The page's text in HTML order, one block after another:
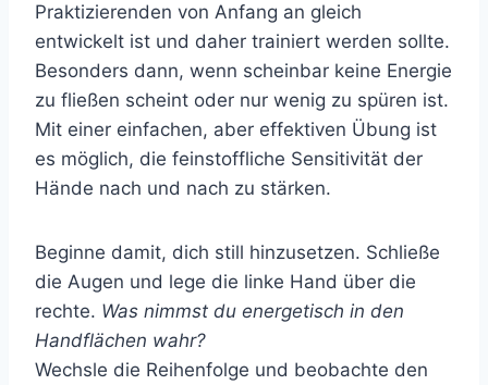
Praktizierenden von Anfang an gleich
entwickelt ist und daher trainiert werden sollte.
Besonders dann, wenn scheinbar keine Energie
zu fließen scheint oder nur wenig zu spüren ist.
Mit einer einfachen, aber effektiven Übung ist
es möglich, die feinstoffliche Sensitivität der
Hände nach und nach zu stärken.
Beginne damit, dich still hinzusetzen. Schließe
die Augen und lege die linke Hand über die
rechte. Was nimmst du energetisch in den
Handflächen wahr?
Wechsle die Reihenfolge und beobachte den